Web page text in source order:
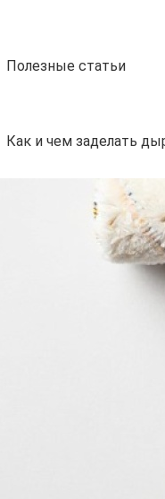
Полезные статьи
Как и чем заделать